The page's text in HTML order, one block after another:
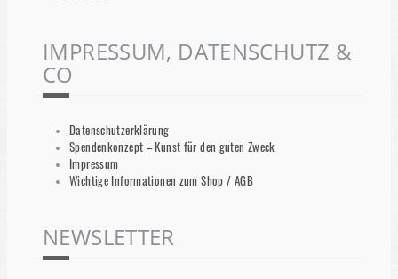
IMPRESSUM, DATENSCHUTZ &
CO
Datenschutzerklärung
Spendenkonzept – Kunst für den guten Zweck
Impressum
Wichtige Informationen zum Shop / AGB
NEWSLETTER